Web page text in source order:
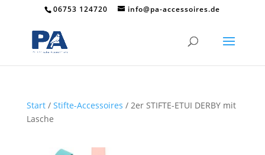
06753 124720 info@pa-accessoires.de
Start/ Stifte-Accessoires / 2er STIFTE-ETUI DERBY mit
Lasche